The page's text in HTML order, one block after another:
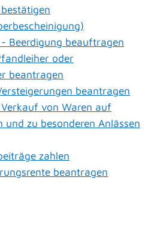
Beerdigung beauftragen
oder
beantragen
beantragen
von Waren auf
und zu besonderen Anlässen
zahlen
beantragen